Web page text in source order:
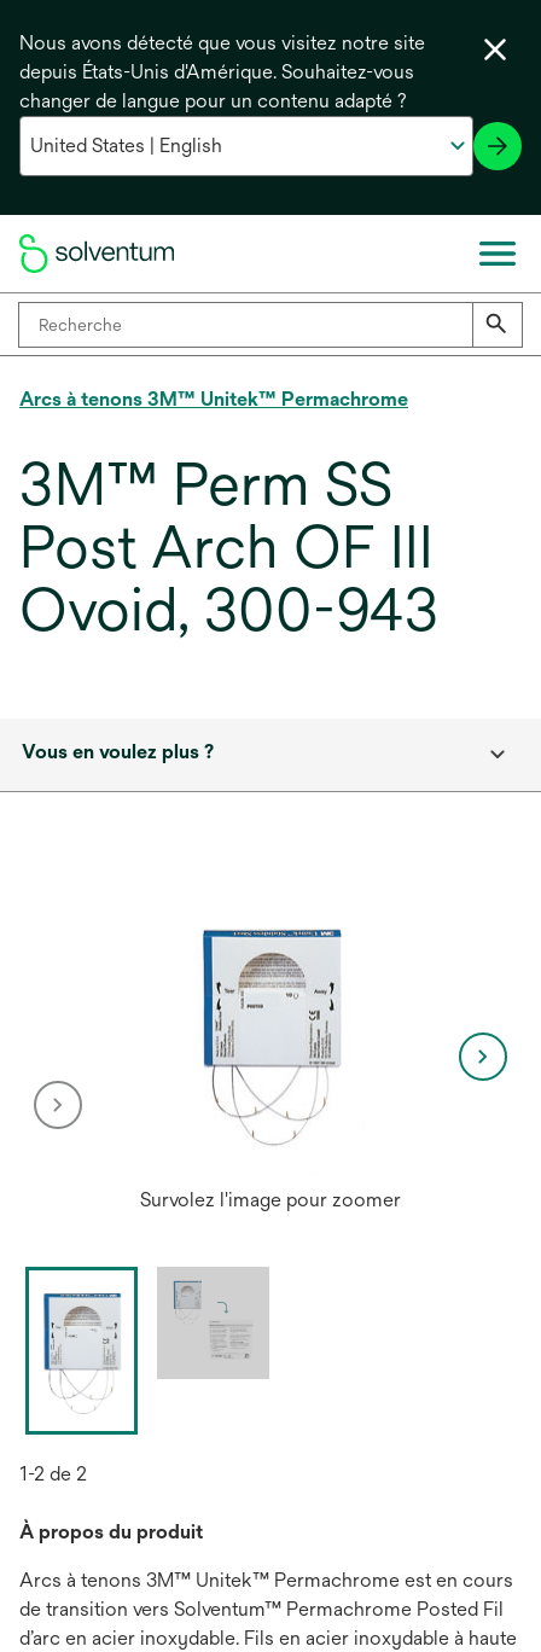
Nous avons détecté que vous visitez notre site
depuis États-Unis d'Amérique. Souhaitez-vous
changer de langue pour un contenu adapté ?
Arcs à tenons 3M™ Unitek™ Permachrome
3M™ Perm SS
Post Arch OF III
Ovoid, 300-943
Vous en voulez plus ?
Survolez l'image pour zoomer
1-2 de 2
À propos du produit
Arcs à tenons 3M™ Unitek™ Permachrome est en cours
de transition vers Solventum™ Permachrome Posted Fil
d’arc en acier inoxydable. Fils en acier inoxydable à haute